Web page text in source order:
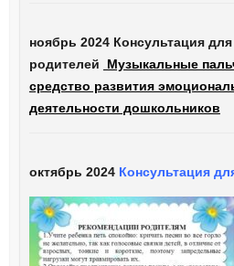
ноябрь 2024 Консультация для
родителей
Музыкальные
средство развития
деятельности дошкольников
октябрь 2024 Консультация